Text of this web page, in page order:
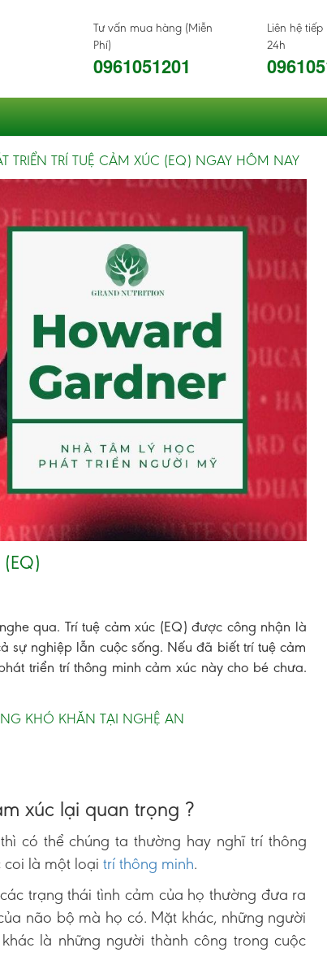
Tư vấn mua hàng (Miễn
Phí)
0961051201
Liên hệ
24h
TRIỂN TRÍ TUỆ CẢM XÚC (EQ) NGAY HÔM NAY
(EQ)
qua. Trí tuệ cảm xúc (EQ) được công nhận là
sự nghiệp lẫn cuộc sống. Nếu đã biết trí tuệ cảm
triển trí thông minh cảm xúc này cho bé chưa.
KHÓ KHĂN TẠI NGHỆ AN
xúc lại quan trọng ?
có thể chúng ta thường hay nghĩ trí thông
coi là một loại trí thông minh.
trạng thái tình cảm của họ thường đưa ra
não bộ mà họ có. Mặt khác, những người
là những người thành công trong cuộc